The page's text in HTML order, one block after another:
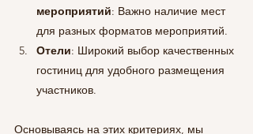
мероприятий: Важно наличие мест
для разных форматов мероприятий.
Отели: Широкий выбор качественных
гостиниц для удобного размещения
участников.
Основываясь на этих критериях, мы